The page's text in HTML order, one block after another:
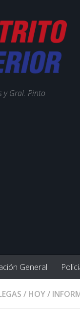
y Gral. Pinto
General
/ HOY/